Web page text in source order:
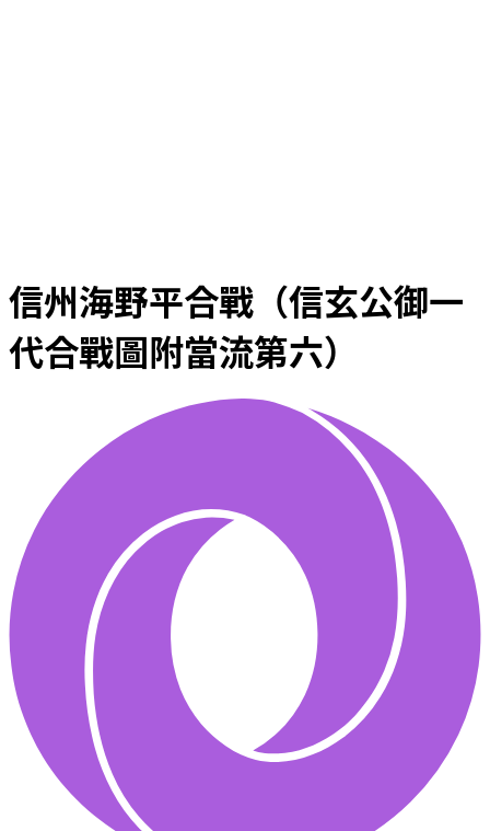
信州海野平合戰（信玄公御一
代合戰圖附當流第六）